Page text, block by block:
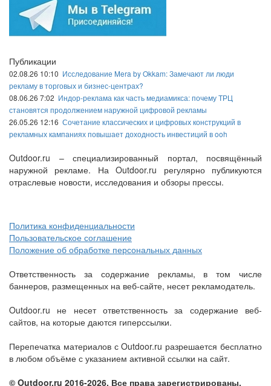
Публикации
02.08.26 10:10 Исследование Mera by Okkam: Замечают ли люди
рекламу в торговых и бизнес-центрах?
08.06.26 7:02 Индор-реклама как часть медиамикса: почему ТРЦ
становятся продолжением наружной цифровой рекламы
26.05.26 12:16 Сочетание классических и цифровых конструкций в
рекламных кампаниях повышает доходность инвестиций в ooh
Outdoor.ru – специализированный портал, посвящённый
наружной рекламе. На Outdoor.ru регулярно публикуются
отраслевые новости, исследования и обзоры прессы.
Политика конфиденциальности
Пользовательское соглашение
Положение об обработке персональных данных
Ответственность за содержание рекламы, в том числе
баннеров, размещенных на веб-сайте, несет рекламодатель.
Outdoor.ru не несет ответственность за содержание веб-
сайтов, на которые даются гиперссылки.
Перепечатка материалов с Outdoor.ru разрешается бесплатно
в любом объёме с указанием активной ссылки на сайт.
© Outdoor.ru 2016-2026. Все права зарегистрированы.